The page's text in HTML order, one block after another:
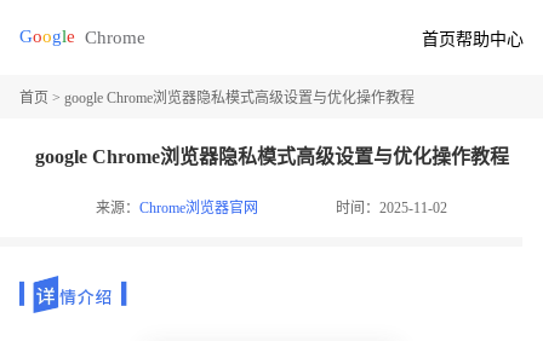
首页帮助中心
首页 > google Chrome浏览器隐私模式高级设置与优化操作教程
google Chrome浏览器隐私模式高级设置与优化操作教程
来源：Chrome浏览器官网 时间：2025-11-02